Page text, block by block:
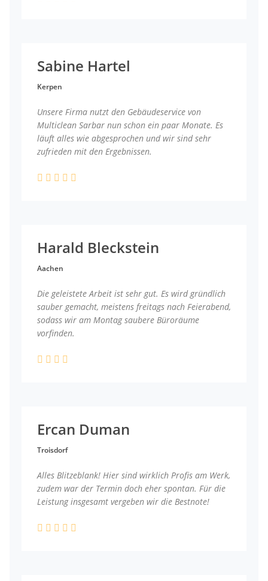
Sabine Hartel
Kerpen
Unsere Firma nutzt den Gebäudeservice von
Multiclean Sarbar nun schon ein paar Monate. Es
läuft alles wie abgesprochen und wir sind sehr
zufrieden mit den Ergebnissen.
Harald Bleckstein
Aachen
Die geleistete Arbeit ist sehr gut. Es wird gründlich
sauber gemacht, meistens freitags nach Feierabend,
sodass wir am Montag saubere Büroräume
vorfinden.
Ercan Duman
Troisdorf
Alles Blitzeblank! Hier sind wirklich Profis am Werk,
zudem war der Termin doch eher spontan. Für die
Leistung insgesamt vergeben wir die Bestnote!